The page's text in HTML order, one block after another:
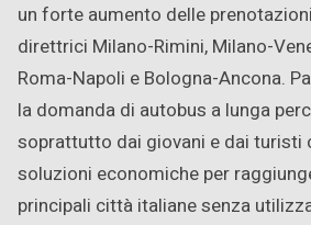
un forte aumento delle
direttrici Milano-Rimini, Milano-
Roma-Napoli e Bologna-Ancona.
la domanda di autobus a lunga
soprattutto dai giovani e dai turisti
soluzioni economiche per
principali città italiane senza